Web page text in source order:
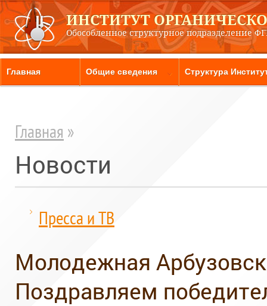
ИНСТИТУТ
Обособленное структурное подразделение
Главная Общие сведения Структура
Главная »
Новости
Пресса и ТВ
Молодежная
Поздравляем